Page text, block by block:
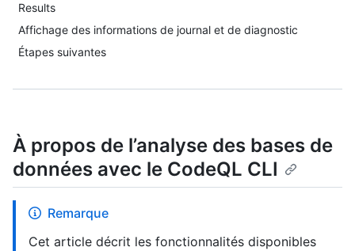
Results
Affichage des informations de journal et de diagnostic
Étapes suivantes
À propos de l’analyse des bases de
données avec le CodeQL CLI
Remarque
Cet article décrit les fonctionnalités disponibles